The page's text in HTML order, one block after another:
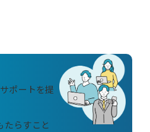
ポートを提
たらすこと